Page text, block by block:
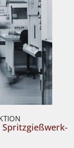
Spritz­gieß­werk­